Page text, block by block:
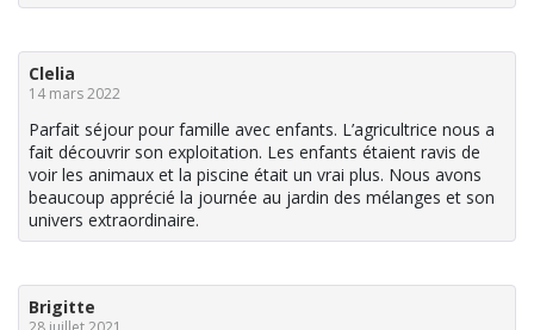
Clelia
14 mars 2022
Parfait séjour pour famille avec enfants. L’agricultrice nous a
fait découvrir son exploitation. Les enfants étaient ravis de
voir les animaux et la piscine était un vrai plus. Nous avons
beaucoup apprécié la journée au jardin des mélanges et son
univers extraordinaire.
Brigitte